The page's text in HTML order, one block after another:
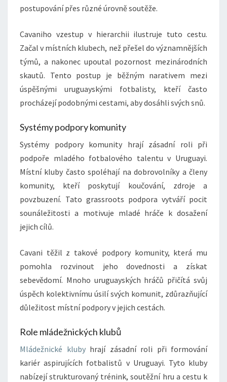
postupování přes různé úrovně soutěže.
Cavaniho vzestup v hierarchii ilustruje tuto cestu.
Začal v místních klubech, než přešel do významnějších
týmů, a nakonec upoutal pozornost mezinárodních
skautů. Tento postup je běžným narativem mezi
úspěšnými uruguayskými fotbalisty, kteří často
procházejí podobnými cestami, aby dosáhli svých snů.
Systémy podpory komunity
Systémy podpory komunity hrají zásadní roli při
podpoře mladého fotbalového talentu v Uruguayi.
Místní kluby často spoléhají na dobrovolníky a členy
komunity, kteří poskytují koučování, zdroje a
povzbuzení. Tato grassroots podpora vytváří pocit
sounáležitosti a motivuje mladé hráče k dosažení
jejich cílů.
Cavani těžil z takové podpory komunity, která mu
pomohla rozvinout jeho dovednosti a získat
sebevědomí. Mnoho uruguayských hráčů přičítá svůj
úspěch kolektivnímu úsilí svých komunit, zdůrazňující
důležitost místní podpory v jejich cestách.
Role mládežnických klubů
Mládežnické klubyhrají zásadní roli při formování
kariér aspirujících fotbalistů v Uruguayi. Tyto kluby
nabízejí strukturovaný trénink, soutěžní hru a cestu k